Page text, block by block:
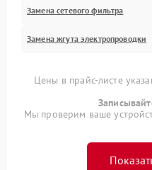
Замена сетевого фильтра
Замена жгута электропроводки
Цены в прайс-листе
Мы проверим ваше